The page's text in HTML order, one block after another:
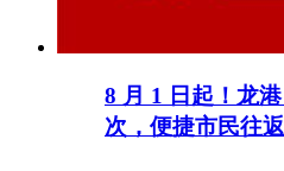
8 月 1 日起！龙
次，便捷市民往